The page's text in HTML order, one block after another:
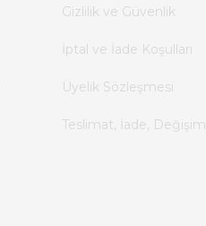
Gizlilik ve Güvenlik
İptal ve İade Koşulları
Üyelik Sözleşmesi
Teslimat, İade, Değişim